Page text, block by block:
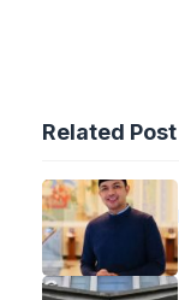
Related Post